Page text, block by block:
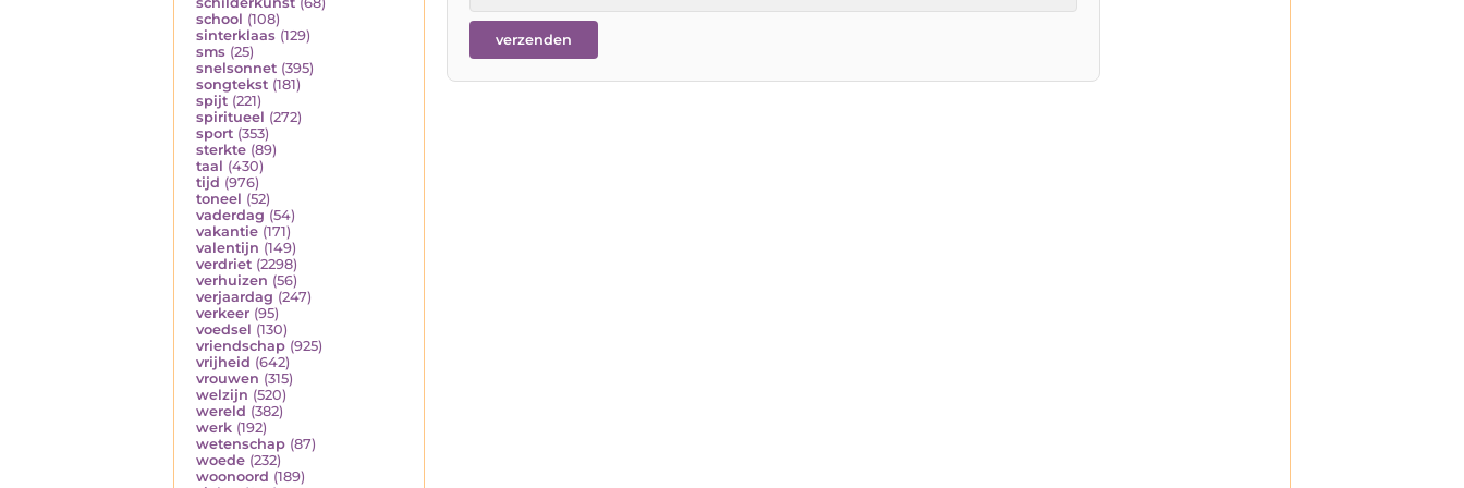
school (108)
sinterklaas (129)
sms (25)
snelsonnet (395)
songtekst (181)
spijt (221)
spiritueel (272)
sport (353)
sterkte (89)
taal (430)
tijd (976)
toneel (52)
vaderdag (54)
vakantie (171)
valentijn (149)
verdriet (2298)
verhuizen (56)
verjaardag (247)
verkeer (95)
voedsel (130)
vriendschap (925)
vrijheid (642)
vrouwen (315)
welzijn (520)
wereld (382)
werk (192)
wetenschap (87)
woede (232)
woonoord (189)